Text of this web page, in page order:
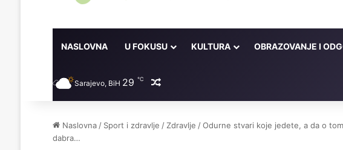
NASLOVNA U FOKUSU KULTURA OBRAZOVANJE I
Sarajevo, BiH 29 ℃ Random članak
Naslovna / Sport i zdravlje / Zdravlje /Odurne stvari koje jedete, a da o
dabra…